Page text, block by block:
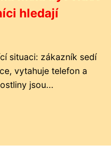
hledají
situaci: zákazník sedí
vytahuje telefon a
jsou...